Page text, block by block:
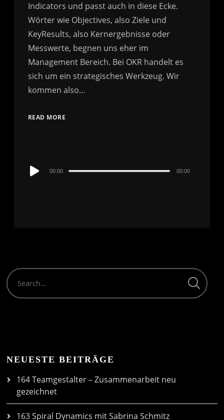
Indicators und passt auch in diese Ecke.
Wörter wie Objectives, also Ziele und
KeyResults, also Kernergebnisse oder
Messwerte, begnen uns eher im
Management Bereich. Bei OKR handelt es
sich um ein strategisches Werkzeug. Wir
kommen also…
READ MORE
Audio
00:00 00:00
NEUESTE BEITRÄGE
164 Teamgestalter – Zusammenarbeit neu
gezeichnet
163 Spiral Dynamics mit Sabrina Schmitz